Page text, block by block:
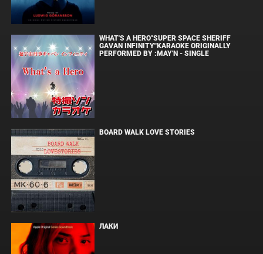
WHAT'S A HERO"SUPER SPACE SHERIFF
GAVAN INFINITY"KARAOKE ORIGINALLY
PERFORMED BY :MAY'N - SINGLE
BOARD WALK LOVE STORIES
ЛАКИ